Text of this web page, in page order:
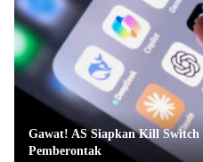
Gawat! AS Siapkan Kill
Pemberontak